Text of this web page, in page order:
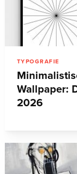
TYPOGRAFIE
Wallpaper:
2026